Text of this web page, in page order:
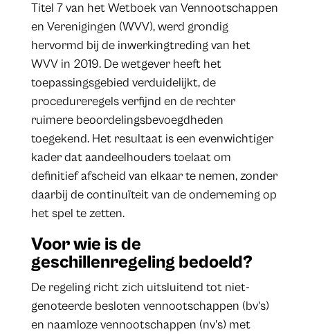
Titel 7 van het Wetboek van Vennootschappen
en Verenigingen (WVV), werd grondig
hervormd bij de inwerkingtreding van het
WVV in 2019. De wetgever heeft het
toepassingsgebied verduidelijkt, de
procedureregels verfijnd en de rechter
ruimere beoordelingsbevoegdheden
toegekend. Het resultaat is een evenwichtiger
kader dat aandeelhouders toelaat om
definitief afscheid van elkaar te nemen, zonder
daarbij de continuïteit van de onderneming op
het spel te zetten.
Voor wie is de
geschillenregeling bedoeld?
De regeling richt zich uitsluitend tot niet-
genoteerde besloten vennootschappen (bv's)
en naamloze vennootschappen (nv's) met